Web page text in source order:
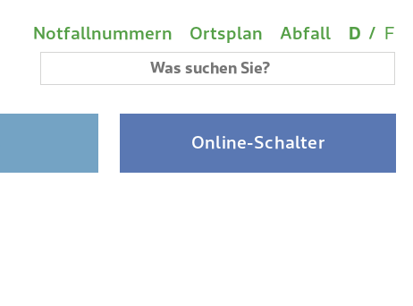
Metanavigation
Wichtige Links
Notfallnummern Ortsplan Abfall D / F
Online-Schalter